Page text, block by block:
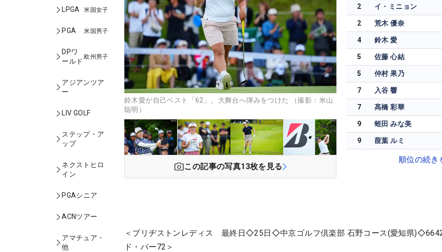
LPGA 米国女子
PGA 米国男子
DPワ
ールド
欧州男子
アジアンツア
ー
LIV GOLF
ステップ・ア
ップ
ネクストヒロ
イン
PGAシニア
ACNツアー
アマチュア・
他
鈴木愛が自己ベスト「62」。大舞台へ弾みをつけた （撮影：米山
聡明）
この記事の写真13枚を見る
2 イ・ミニョン
2 荒木 優奈
4 鈴木 愛
5 佐藤 心結
5 仲村 果乃
7 入谷 響
7 髙橋 彩華
9 蛭田 みな美
9 葭葉 ルミ
順位の続き
＜ブリヂストンレディス 最終日◇25日◇中京ゴルフ倶楽部 石野コース(愛知県
ド・パー72＞